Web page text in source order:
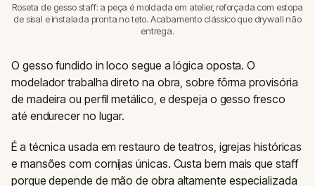
Roseta de gesso staff: a peça é moldada em atelier, reforçada com estopa
de sisal e instalada pronta no teto. Acabamento clássico que drywall não
entrega.
O gesso fundido in loco segue a lógica oposta. O
modelador trabalha direto na obra, sobre fôrma provisória
de madeira ou perfil metálico, e despeja o gesso fresco
até endurecer no lugar.
É a técnica usada em restauro de teatros, igrejas históricas
e mansões com cornijas únicas. Custa bem mais que staff
porque depende de mão de obra altamente especializada